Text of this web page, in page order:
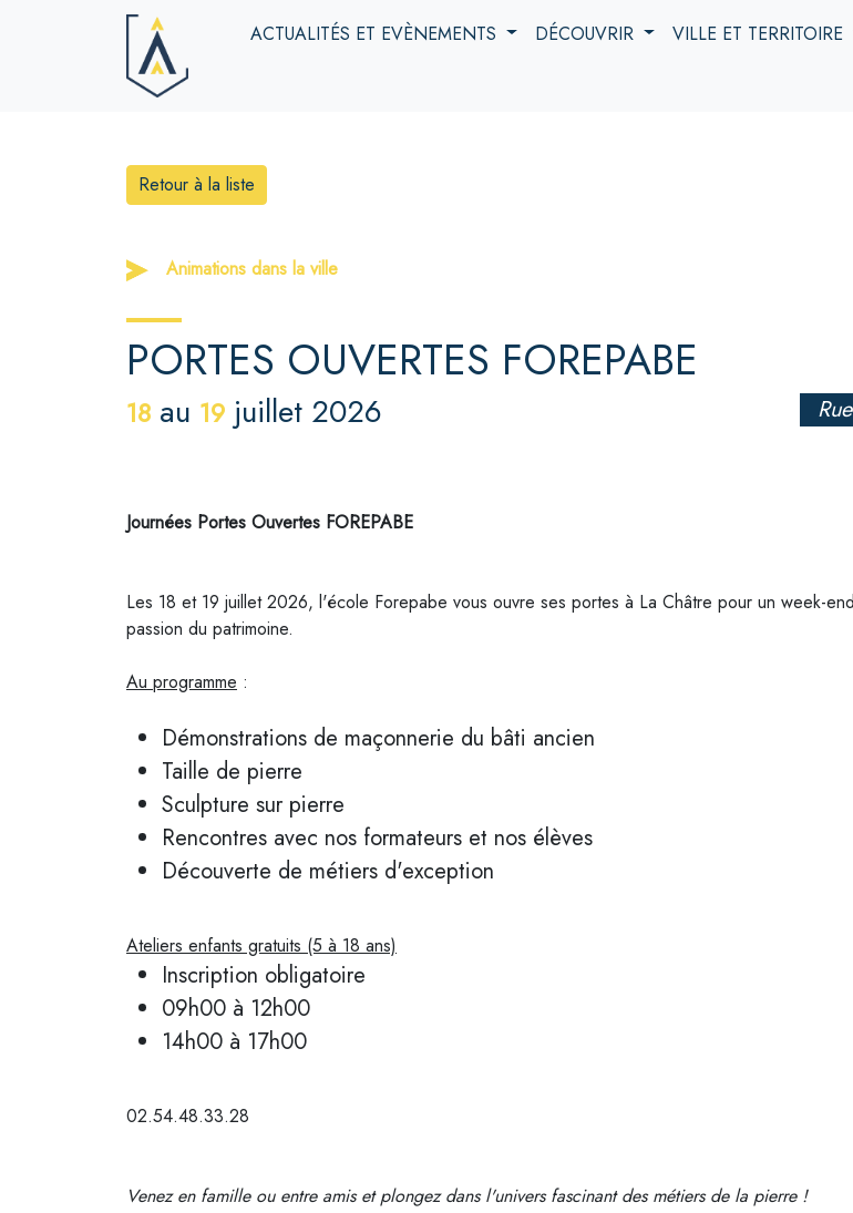
ACTUALITÉS ET EVÈNEMENTS DÉCOUVRIR VILLE ET TERRITOIRE
Retour à la liste
Animations dans la ville
PORTES OUVERTES FOREPABE
18 au 19 juillet 2026
Journées Portes Ouvertes FOREPABE
Les 18 et 19 juillet 2026, l'école Forepabe vous ouvre ses portes à La Châtre pour un week-
passion du patrimoine.
Au programme :
Démonstrations de maçonnerie du bâti ancien
Taille de pierre
Sculpture sur pierre
Rencontres avec nos formateurs et nos élèves
Découverte de métiers d'exception
Ateliers enfants gratuits (5 à 18 ans)
Inscription obligatoire
09h00 à 12h00
14h00 à 17h00
02.54.48.33.28
Venez en famille ou entre amis et plongez dans l'univers fascinant des métiers de la pierre !